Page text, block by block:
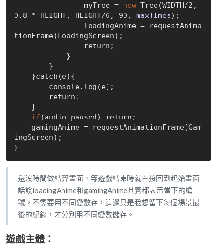
                myTree =
new Tree(WIDTH/2,
0.8 * HEIGHT, HEIGHT/6, 90, maxTimes) ;
                loadingAnime = request
Anima
tionFrame(LoadingScreen) ;
if (audio.paused) return;
    gamingAnime = request
AnimationFrame(Gam
ingScreen) ;
還沒時間做結算畫面，等遊戲結束時就直接回到起始畫面
話說loadingAnime和gamingAnime其實都表示當下的編
號，不需要用不同變數存，這邊只是我想留下每個場景最
後的紀錄，才分別用不同變數儲存。
遊戲主體：